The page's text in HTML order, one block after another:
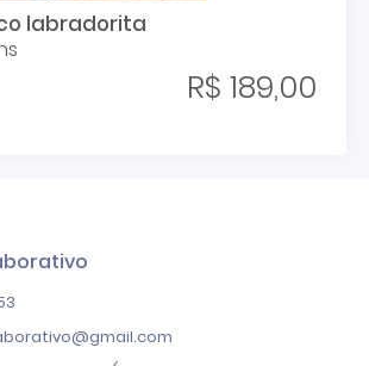
labradorita
R$ 189,00